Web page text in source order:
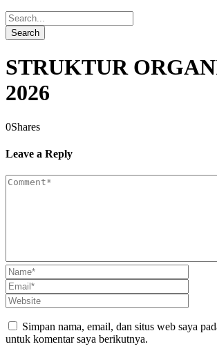
STRUKTUR
2026
0Shares
Leave a Reply
Simpan nama, email, dan situs web saya
untuk komentar saya berikutnya.